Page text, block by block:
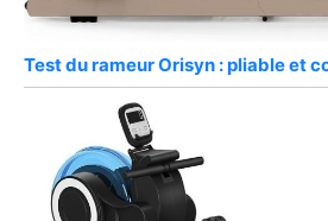
Test du rameur Orisyn : pliable et